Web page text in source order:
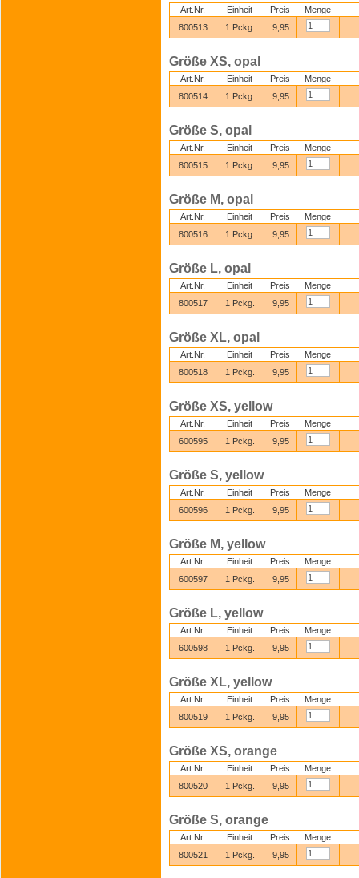
Art.Nr. Einheit Preis
Menge
800513
1 Pckg. 9,95
Größe XS, opal
Art.Nr. Einheit Preis
Menge
800514
1 Pckg. 9,95
Größe S, opal
Art.Nr. Einheit Preis
Menge
800515
1 Pckg. 9,95
Größe M, opal
Art.Nr. Einheit Preis
Menge
800516
1 Pckg. 9,95
Größe L, opal
Art.Nr. Einheit Preis
Menge
800517
1 Pckg. 9,95
Größe XL, opal
Art.Nr. Einheit Preis
Menge
800518
1 Pckg. 9,95
Größe XS, yellow
Art.Nr. Einheit Preis
Menge
600595
1 Pckg. 9,95
Größe S, yellow
Art.Nr. Einheit Preis
Menge
600596
1 Pckg. 9,95
Größe M, yellow
Art.Nr. Einheit Preis
Menge
600597
1 Pckg. 9,95
Größe L, yellow
Art.Nr. Einheit Preis
Menge
600598
1 Pckg. 9,95
Größe XL, yellow
Art.Nr. Einheit Preis
Menge
800519
1 Pckg. 9,95
Größe XS, orange
Art.Nr. Einheit Preis
Menge
800520
1 Pckg. 9,95
Größe S, orange
Art.Nr. Einheit Preis
Menge
800521
1 Pckg. 9,95